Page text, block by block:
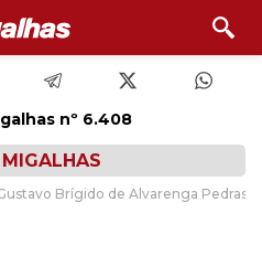
nº 6.408
Brígido de Alvarenga Pedras